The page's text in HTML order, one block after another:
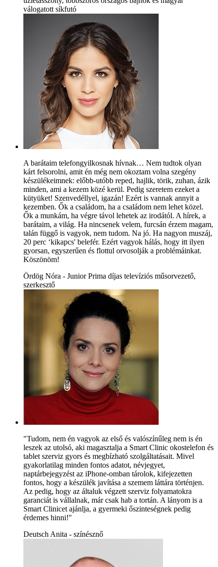
válogatott síkfutó
A barátaim telefongyilkosnak hívnak… Nem tudtok olyan
kárt felsorolni, amit én még nem okoztam volna szegény
készülékeimnek: előbb-utóbb reped, hajlik, törik, zuhan, ázik
minden, ami a kezem közé kerül. Pedig szeretem ezeket a
kütyüket! Szenvedéllyel, igazán! Ezért is vannak annyit a
kezemben. Ők a családom, ha a családom nem lehet közel.
Ők a munkám, ha végre távol lehetek az irodától. A hírek, a
barátaim, a világ. Ha nincsenek velem, furcsán érzem magam,
talán függő is vagyok, nem tudom. Na jó. Ha nagyon muszáj,
20 perc ‘kikapcs' belefér. Ezért vagyok hálás, hogy itt ilyen
gyorsan, egyszerűen és flottul orvosolják a problémáinkat.
Köszönöm!
Ördög Nóra - Junior Prima díjas televíziós műsorvezető,
szerkesztő
"Tudom, nem én vagyok az első és valószínűleg nem is én
leszek az utolsó, aki magasztalja a Smart Clinic okostelefon és
tablet szerviz gyors és megbízható szolgáltatásait. Mivel
gyakorlatilag minden fontos adatot, névjegyet,
naptárbejegyzést az iPhone-omban tárolok, kifejezetten
fontos, hogy a készülék javítása a szemem láttára történjen.
Az pedig, hogy az általuk végzett szerviz folyamatokra
garanciát is vállalnak, már csak hab a tortán. A lányom is a
Smart Clinicet ajánlja, a gyermeki őszinteségnek pedig
érdemes hinni!"
Deutsch Anita - színésznő